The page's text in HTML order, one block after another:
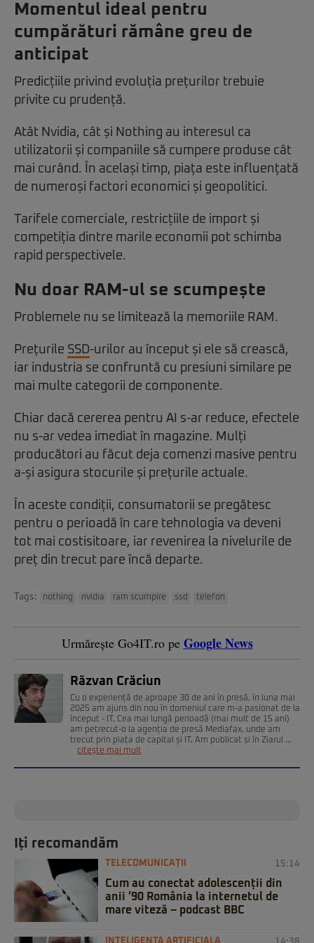
Momentul ideal pentru
cumpărături rămâne greu de
anticipat
Predicțiile privind evoluția prețurilor trebuie
privite cu prudență.
Atât Nvidia, cât și Nothing au interesul ca
utilizatorii și companiile să cumpere produse cât
mai curând. În același timp, piața este influențată
de numeroși factori economici și geopolitici.
Tarifele comerciale, restricțiile de import și
competiția dintre marile economii pot schimba
rapid perspectivele.
Nu doar RAM-ul se scumpește
Problemele nu se limitează la memoriile RAM.
Prețurile SSD-urilor au început și ele să crească,
iar industria se confruntă cu presiuni similare pe
mai multe categorii de componente.
Chiar dacă cererea pentru AI s-ar reduce, efectele
nu s-ar vedea imediat în magazine. Mulți
producători au făcut deja comenzi masive pentru
a-și asigura stocurile și prețurile actuale.
În aceste condiții, consumatorii se pregătesc
pentru o perioadă în care tehnologia va deveni
tot mai costisitoare, iar revenirea la nivelurile de
preț din trecut pare încă departe.
Tags: nothing nvidia ram scumpire ssd telefon
Urmărește Go4IT.ro pe Google News
Răzvan Crăciun
Cu o experiență de aproape 30 de ani în presă, în luna mai
2025 am ajuns din nou în domeniul care m-a pasionat de la
început - IT. Cea mai lungă perioadă (mai mult de 15 ani)
am petrecut-o la agenția de presă Mediafax, unde am
trecut prin piața de capital și IT. Am publicat și în Ziarul ...
citește mai mult
Iți recomandăm
TELECOMUNICAȚII 15:14
Cum au conectat adolescenții din
anii ’90 România la internetul de
mare viteză – podcast BBC